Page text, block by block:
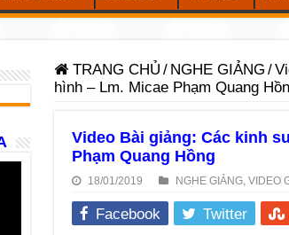
TRANG CHỦ / NGHE GIẢNG /
hình – Lm. Micae Phạm Quang
Video Bài giảng: Các kinh
Phạm Quang Hồng
18/01/2019 NGHE GIẢNG, VIDEO
Facebook Twitter